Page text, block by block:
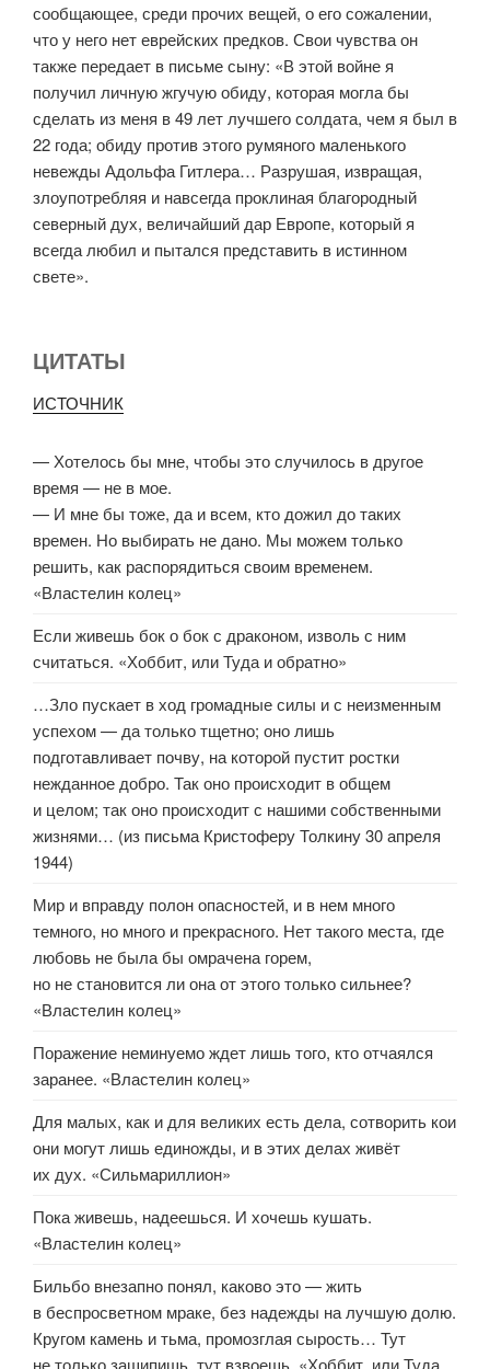
сообщающее, среди прочих вещей, о его сожалении,
что у него нет еврейских предков. Свои чувства он
также передает в письме сыну: «В этой войне я
получил личную жгучую обиду, которая могла бы
сделать из меня в 49 лет лучшего солдата, чем я был в
22 года; обиду против этого румяного маленького
невежды Адольфа Гитлера… Разрушая, извращая,
злоупотребляя и навсегда проклиная благородный
северный дух, величайший дар Европе, который я
всегда любил и пытался представить в истинном
свете».
ЦИТАТЫ
ИСТОЧНИК
— Хотелось бы мне, чтобы это случилось в другое
время — не в мое.
— И мне бы тоже, да и всем, кто дожил до таких
времен. Но выбирать не дано. Мы можем только
решить, как распорядиться своим временем.
«Властелин колец»
Если живешь бок о бок с драконом, изволь с ним
считаться. «Хоббит, или Туда и обратно»
…Зло пускает в ход громадные силы и с неизменным
успехом — да только тщетно; оно лишь
подготавливает почву, на которой пустит ростки
нежданное добро. Так оно происходит в общем
и целом; так оно происходит с нашими собственными
жизнями… (из письма Кристоферу Толкину 30 апреля
1944)
Мир и вправду полон опасностей, и в нем много
темного, но много и прекрасного. Нет такого места, где
любовь не была бы омрачена горем,
но не становится ли она от этого только сильнее?
«Властелин колец»
Поражение неминуемо ждет лишь того, кто отчаялся
заранее. «Властелин колец»
Для малых, как и для великих есть дела, сотворить кои
они могут лишь единожды, и в этих делах живёт
их дух. «Сильмариллион»
Пока живешь, надеешься. И хочешь кушать.
«Властелин колец»
Бильбо внезапно понял, каково это — жить
в беспросветном мраке, без надежды на лучшую долю.
Кругом камень и тьма, промозглая сырость… Тут
не только зашипишь, тут взвоешь. «Хоббит, или Туда